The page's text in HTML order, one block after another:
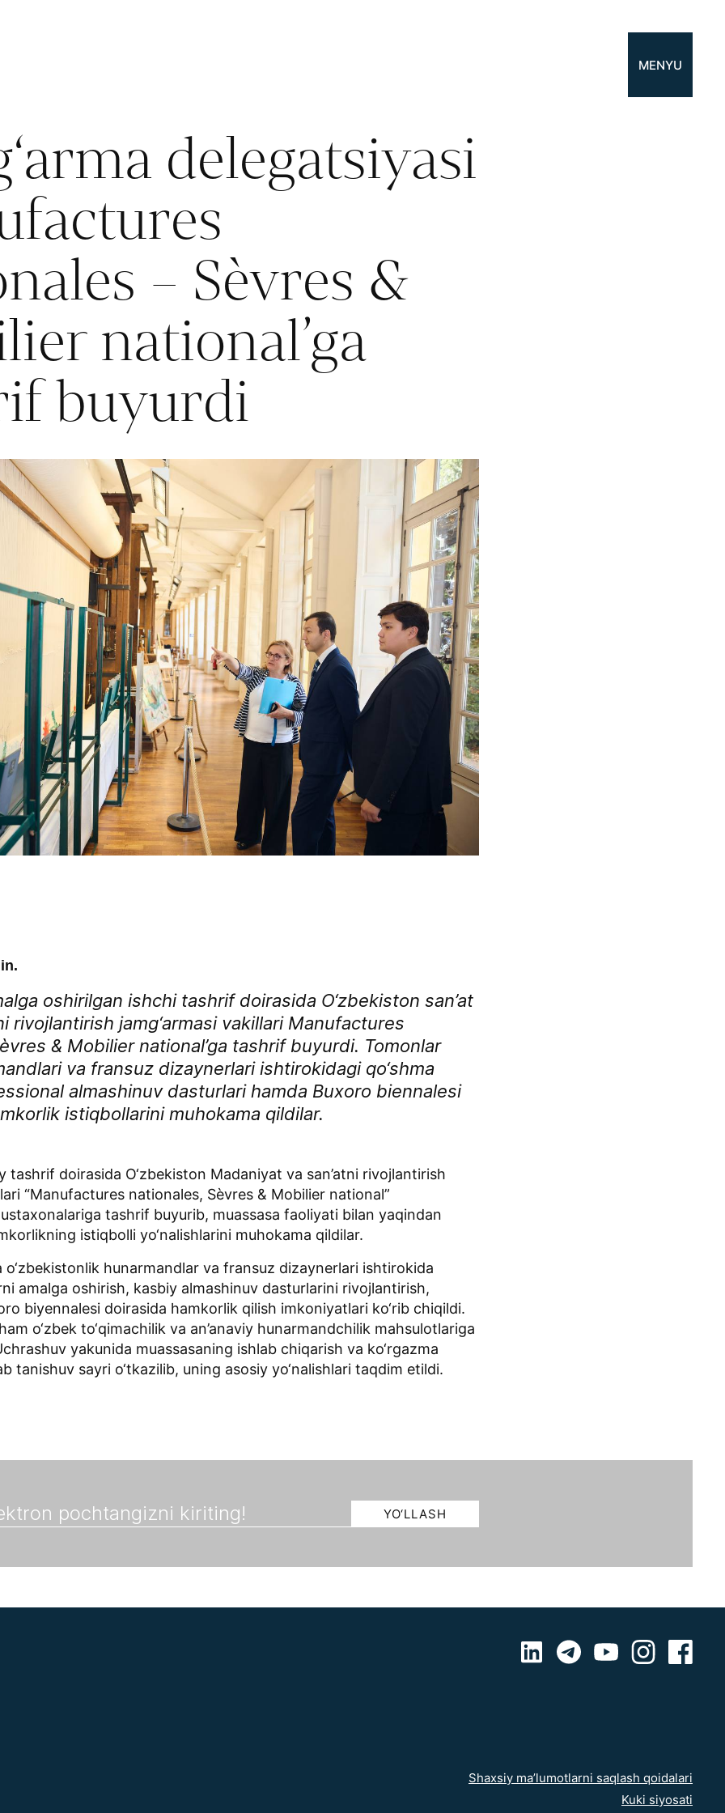
MENYU
delegatsiyasi
– Sèvres &
national’ga
buyurdi
oshirilgan ishchi tashrif doirasida O‘zbekiston san’at
rivojlantirish jamg‘armasi vakillari Manufactures
& Mobilier national’ga tashrif buyurdi. Tomonlar
va fransuz dizaynerlari ishtirokidagi qo‘shma
almashinuv dasturlari hamda Buxoro biennalesi
istiqbollarini muhokama qildilar.
tashrif doirasida O‘zbekiston Madaniyat va san’atni rivojlantirish
“Manufactures nationales, Sèvres & Mobilier national”
tashrif buyurib, muassasa faoliyati bilan yaqindan
istiqbolli yo‘nalishlarini muhokama qildilar.
o‘zbekistonlik hunarmandlar va fransuz dizaynerlari ishtirokida
amalga oshirish, kasbiy almashinuv dasturlarini rivojlantirish,
biyennalesi doirasida hamkorlik qilish imkoniyatlari ko‘rib chiqildi.
o‘zbek to‘qimachilik va an’anaviy hunarmandchilik mahsulotlariga
yakunida muassasaning ishlab chiqarish va ko‘rgazma
tanishuv sayri o‘tkazilib, uning asosiy yo‘nalishlari taqdim etildi.
Shaxsiy ma’lumotlarni saqlash qoidalari
Kuki siyosati